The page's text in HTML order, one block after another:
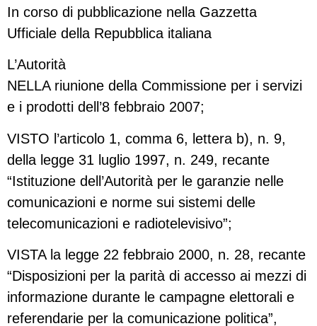
In corso di pubblicazione nella Gazzetta
Ufficiale della Repubblica italiana
L’Autorità
NELLA riunione della Commissione per i servizi
e i prodotti dell’8 febbraio 2007;
VISTO l’articolo 1, comma 6, lettera b), n. 9,
della legge 31 luglio 1997, n. 249, recante
“Istituzione dell’Autorità per le garanzie nelle
comunicazioni e norme sui sistemi delle
telecomunicazioni e radiotelevisivo”;
VISTA la legge 22 febbraio 2000, n. 28, recante
“Disposizioni per la parità di accesso ai mezzi di
informazione durante le campagne elettorali e
referendarie per la comunicazione politica”,